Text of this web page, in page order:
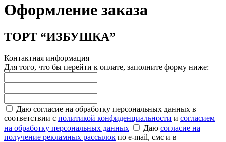
Оформление заказа
ТОРТ “ИЗБУШКА”
Контактная информация
Для того, что бы перейти к оплате, заполните форму ниже:
Даю согласие на обработку персональных данных в
соответствии с политикой конфиденциальности и согласием
на обработку персональных данных
Даю согласие на
получение рекламных рассылок по e-mail, смс и в